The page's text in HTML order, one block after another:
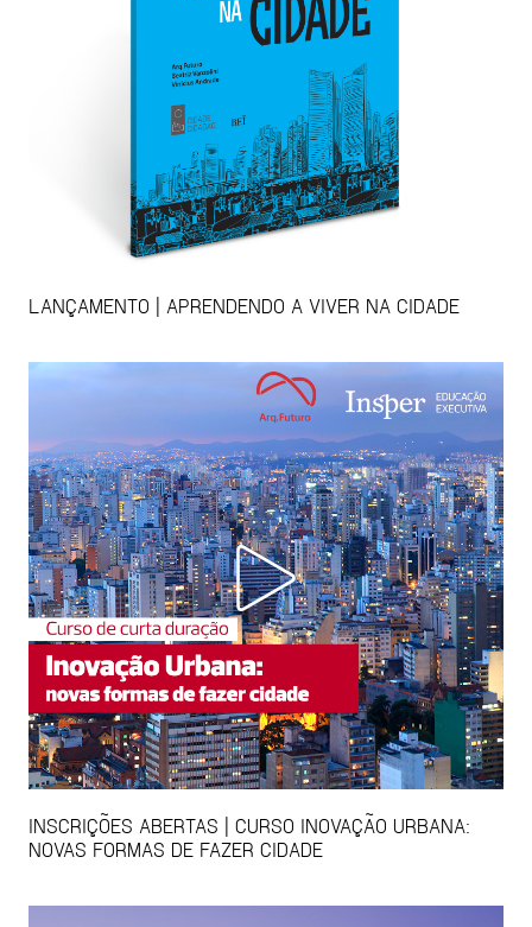
LANÇAMENTO | APRENDENDO A VIVER NA CIDADE
INSCRIÇÕES ABERTAS | CURSO INOVAÇÃO URBANA:
NOVAS FORMAS DE FAZER CIDADE